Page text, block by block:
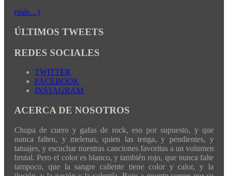
(más…)
ÚLTIMOS TWEETS
REDES SOCIALES
TWITTER
FACEBOOK
INSTAGRAM
ACERCA DE NOSOTROS
Chupa de cuero y gafas de rock, eso por supuesto, y que
nunca falten, y melenas, quien las tenga, y pendientes, y
tatuajes, y escuchar nuestras canciones favoritas a un volumen
brutal. Pero el color es blanco, y también rojo, que nunca falte
tampoco, que la sangre caliente tiene color y calor, y la